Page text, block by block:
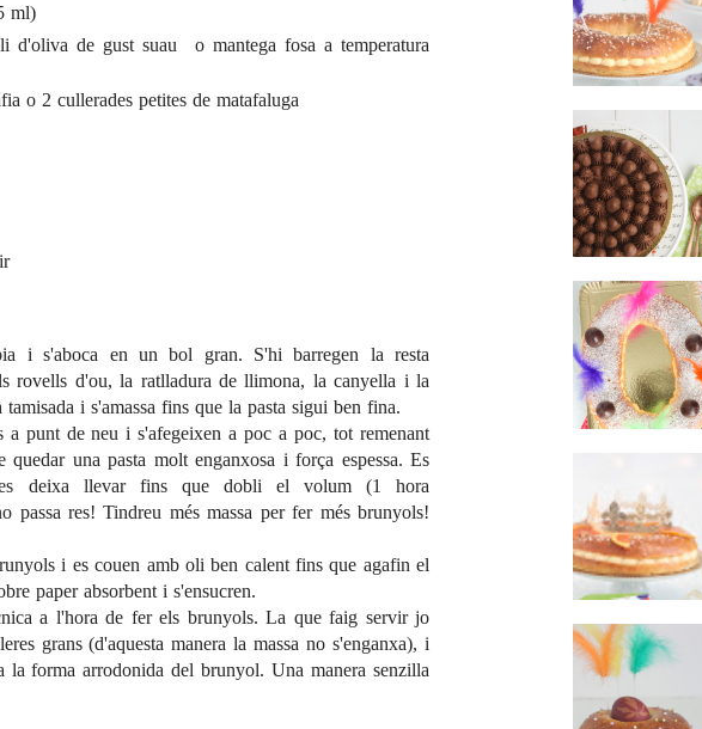
ml)
de gust suau o mantega fosa a temperatura
o 2 cullerades petites de matafaluga
i s'aboca en un bol gran. S'hi barregen la resta
rovells d'ou, la ratlladura de llimona, la canyella i la
i s'amassa fins que la pasta sigui ben fina.
a punt de neu i s'afegeixen a poc a poc, tot remenant
una pasta molt enganxosa i força espessa. Es
deixa llevar fins que dobli el volum (1 hora
passa res! Tindreu més massa per fer més brunyols!
i es couen amb oli ben calent fins que agafin el
paper absorbent i s'ensucren.
a l'hora de fer els brunyols. La que faig servir jo
grans (d'aquesta manera la massa no s'enganxa), i
la forma arrodonida del brunyol. Una manera senzilla